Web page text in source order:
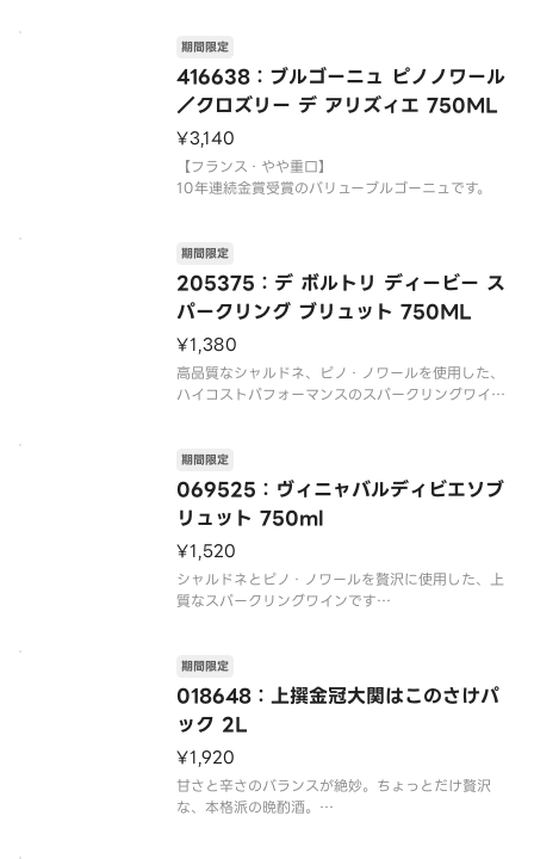
※商品画像とお届け商品のパッケージが異なる場合
がございます。予めご了承ください。
※20歳未満の方
416638：ブルゴーニュ ピノノワール
／クロズリー デ アリズィエ 750ML
期間限定
¥3,140
【フランス・やや重口】
10年連続金賞受賞のバリューブルゴーニュです。
205375：デ ボルトリ ディービー ス
パークリング ブリュット 750ML
期間限定
¥1,380
高品質なシャルドネ、ピノ・ノワールを使用した、
ハイコストパフォーマンスのスパークリングワイ
※20歳未満の方は購入できません。 【産地：オー
ストラリア】
※化粧箱のご用意はございません。
※商品画像とお届け商品のパッケージが異なる場合
がございます。予めご
069525：ヴィニャバルディビエソブ
リュット 750ml
期間限定
¥1,520
シャルドネとピノ・ノワールを贅沢に使用した、上
質なスパークリングワインです
※商品画像とお届け商品のパッケージが異なる場合
がございます。予めご了承ください。※包装やラッ
ピングは承っておりません。
※冷やしの
018648：上撰金冠大関はこのさけパ
ック 2L
期間限定
¥1,920
甘さと辛さのバランスが絶妙。ちょっとだけ贅沢
な、本格派の晩酌酒。